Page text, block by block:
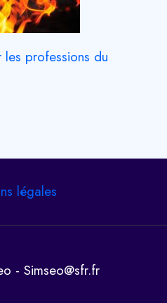
les professions du
légales
- Simseo@sfr.fr